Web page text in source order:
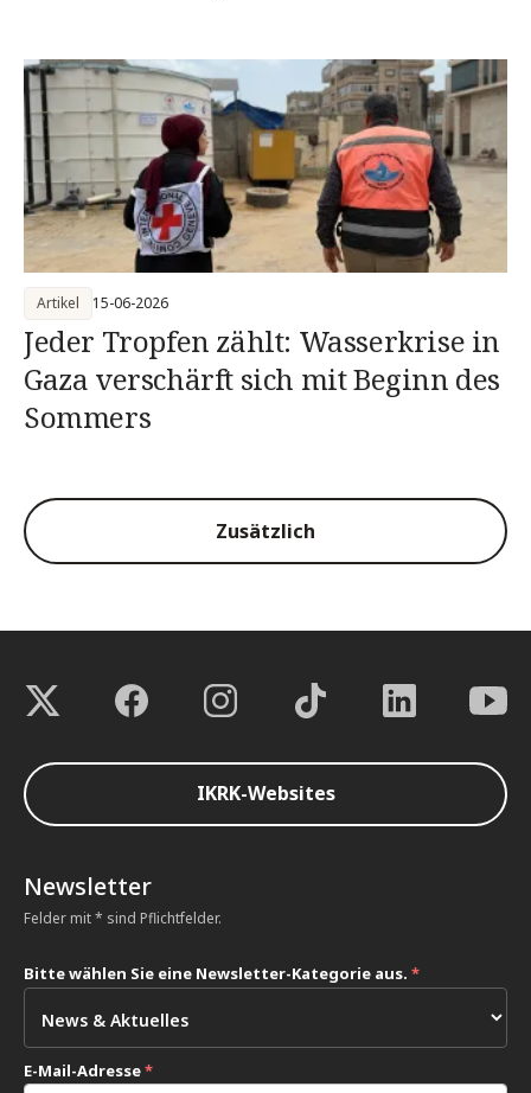
Jeder Tropfen zählt: Wasserkrise in
Gaza verschärft sich mit Beginn des
Sommers
Artikel 15-06-2026
Zusätzlich
IKRK-Websites
Newsletter
Felder mit * sind Pflichtfelder.
Bitte wählen Sie eine Newsletter-Kategorie aus. *
E-Mail-Adresse*